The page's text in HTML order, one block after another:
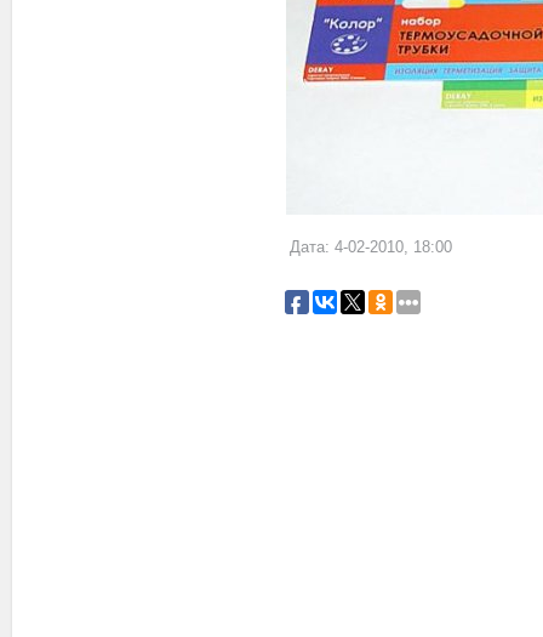
Дата: 4-02-2010, 18:00